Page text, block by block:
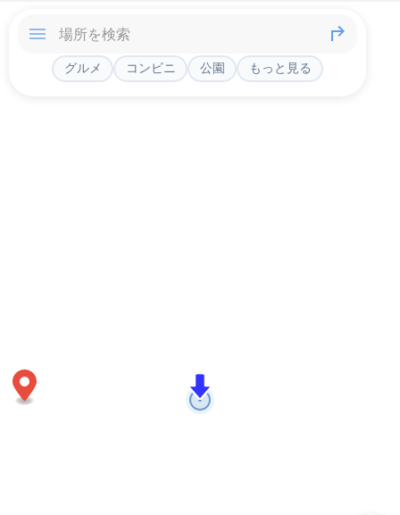
グルメ コンビニ 公園 もっと見る